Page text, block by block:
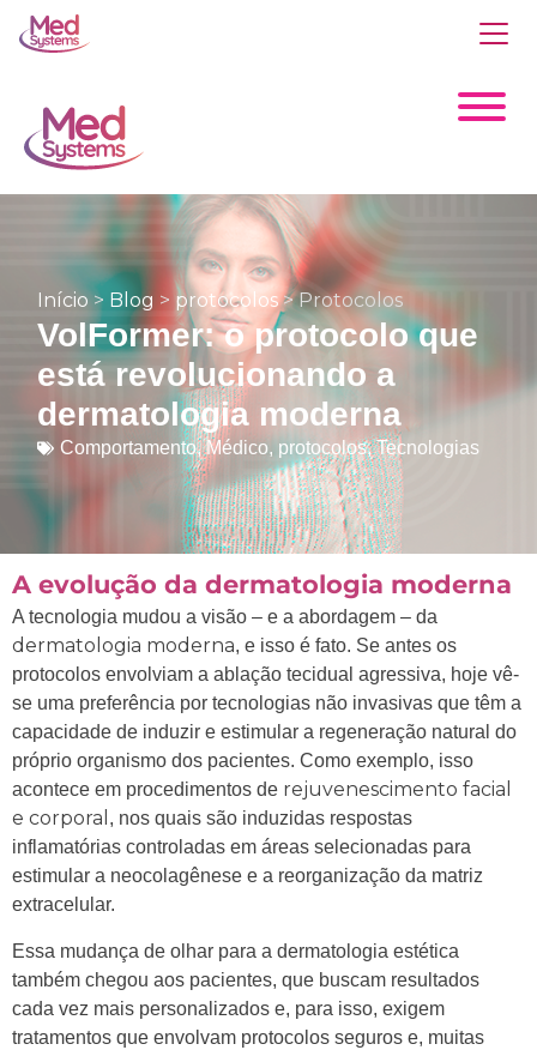
Início> Blog > protocolos>Protocolos
VolFormer: o protocolo que
está revolucionando a
dermatologia moderna
Comportamento,Médico, protocolos,Tecnologias
A evolução da dermatologia moderna
A tecnologia mudou a visão – e a abordagem – da
dermatologia moderna, e isso é fato. Se antes os
protocolos envolviam a ablação tecidual agressiva, hoje vê-
se uma preferência por tecnologias não invasivas que têm a
capacidade de induzir e estimular a regeneração natural do
próprio organismo dos pacientes. Como exemplo, isso
acontece em procedimentos de rejuvenescimento facial
e corporal , nos quais são induzidas respostas
inflamatórias controladas em áreas selecionadas para
estimular a neocolagênese e a reorganização da matriz
extracelular.
Essa mudança de olhar para a dermatologia estética
também chegou aos pacientes, que buscam resultados
cada vez mais personalizados e, para isso, exigem
tratamentos que envolvam protocolos seguros e, muitas